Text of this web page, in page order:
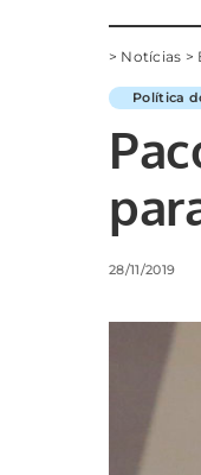
> Notícias >
Política
28/11/2019